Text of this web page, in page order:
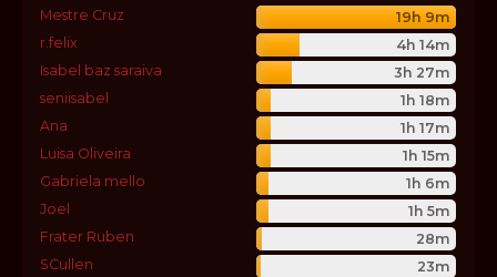
Mestre Cruz
19h 9m
r.felix
4h 14m
Isabel baz saraiva
3h 27m
seniisabel
1h 18m
Ana
1h 17m
Luisa Oliveira
1h 15m
Gabriela mello
1h 6m
Joel
1h 5m
Frater Ruben
28m
SCullen
23m